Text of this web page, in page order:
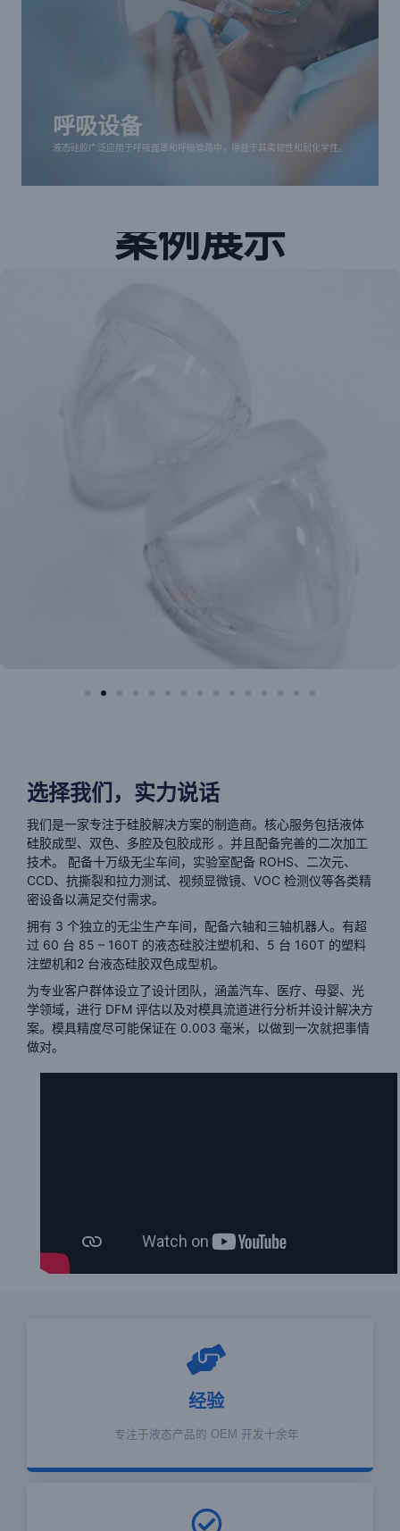
呼吸设备
液态硅胶广泛应用于呼吸面罩和呼吸管路中，得益于其柔韧性和耐化学性。
液态硅胶广泛应用于呼吸面罩和呼吸管路中，得益于
案例展示
选择我们，实力说话
我们是一家专注于硅胶解决方案的制造商。核心服务包括液体
硅胶成型、双色、多腔及包胶成形 。并且配备完善的二次加工
技术。
配备十万级无尘车间，实验室配备 ROHS、二次元、
CCD、抗撕裂和拉力测试、视频显微镜、VOC 检测仪等各类精
密设备以满足交付需求。
拥有 3 个独立的无尘生产车间，配备六轴和三轴机器人。有超
过 60 台 85 – 160T 的液态硅胶注塑机和、5 台 160T 的塑料
注塑机和2 台液态硅胶双色成型机。
为专业客户群体设立了设计团队，涵盖汽车、医疗、母婴、光
学领域，进行 DFM 评估以及对模具流道进行分析并设计解决方
案。模具精度尽可能保证在 0.003 毫米，以做到一次就把事情
做对。
经验
专注于液态产品的 OEM 开发十余年